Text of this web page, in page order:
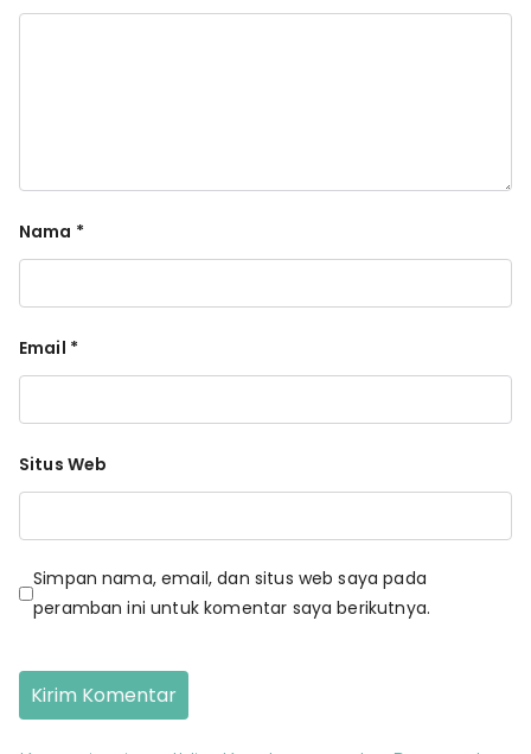
Nama *
Email *
Situs Web
Simpan nama, email, dan situs web saya pada
peramban ini untuk komentar saya berikutnya.